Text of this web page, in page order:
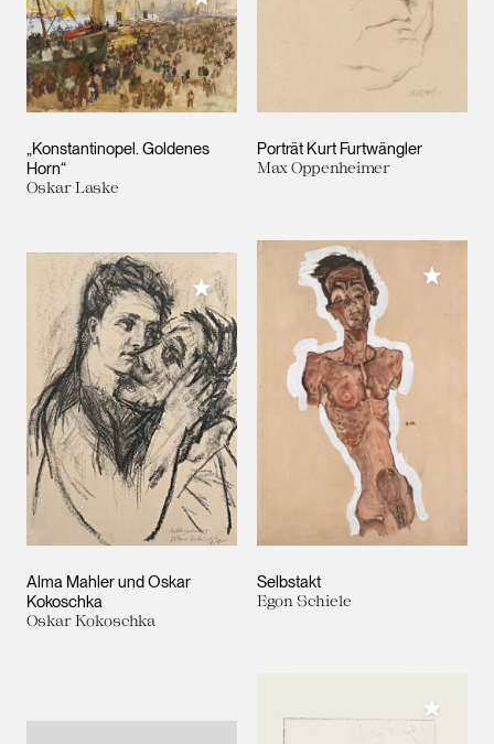
„Konstantinopel. Goldenes
Horn“
Oskar Laske
Porträt Kurt Furtwängler
Max Oppenheimer
Alma Mahler und Oskar
Kokoschka
Oskar Kokoschka
Meiner Sammlung hinzufügen
Selbstakt
Egon Schiele
Meiner
Meiner